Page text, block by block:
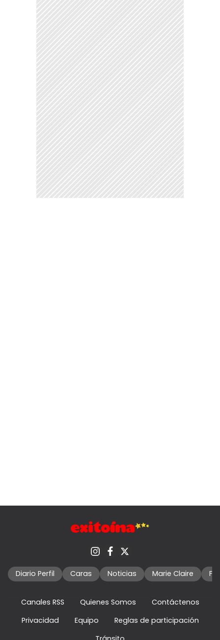
Diario Perfil Caras Noticias Marie Claire
Canales RSS Quienes Somos
Contáctenos
Privacidad
Equipo
Reglas de participación